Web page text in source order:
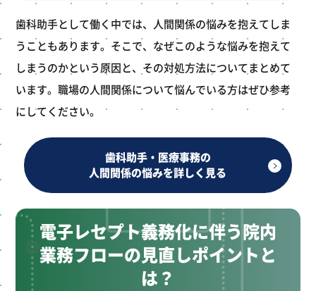
歯科助手として働く中では、人間関係の悩みを抱えてしま
うこともあります。そこで、なぜこのような悩みを抱えて
しまうのかという原因と、その対処方法についてまとめて
います。職場の人間関係について悩んでいる方はぜひ参考
にしてください。
歯科助手・医療事務の
人間関係の悩みを詳しく見る
電子レセプト義務化に伴う院内
業務フローの見直しポイントと
は？